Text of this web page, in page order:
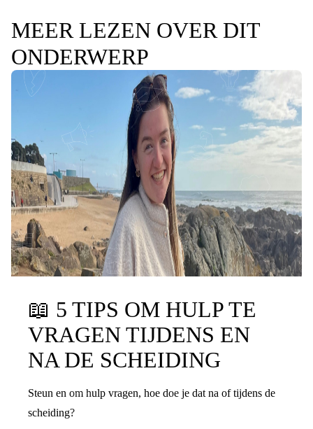
MEER LEZEN OVER DIT
ONDERWERP
📖 5 TIPS OM HULP TE
VRAGEN TIJDENS EN
NA DE SCHEIDING
Steun en om hulp vragen, hoe doe je dat na of tijdens de
scheiding?